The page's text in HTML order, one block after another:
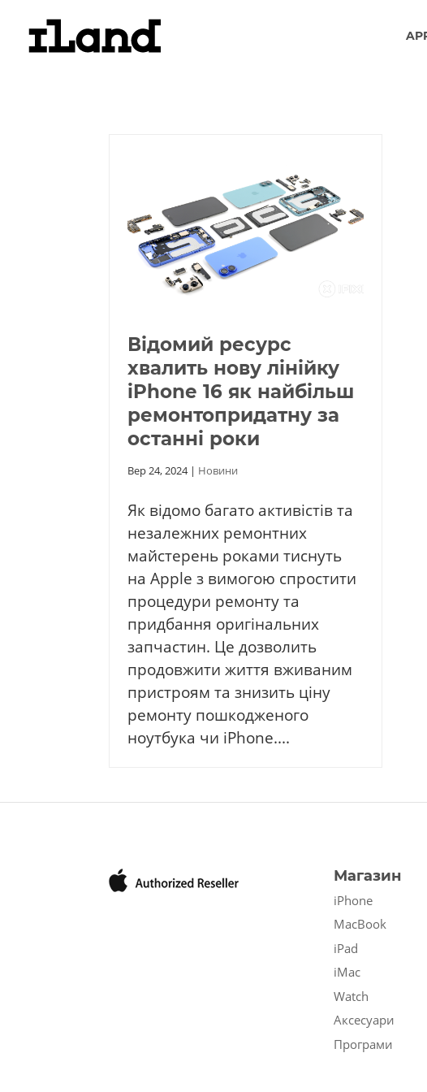
Відомий ресурс
хвалить нову лінійку
iPhone 16 як найбільш
ремонтопридатну за
останні роки
Вер 24, 2024| Новини
Як відомо багато активістів та
незалежних ремонтних
майстерень роками тиснуть
на Apple з вимогою спростити
процедури ремонту та
придбання оригінальних
запчастин. Це дозволить
продовжити життя вживаним
пристроям та знизить ціну
ремонту пошкодженого
ноутбука чи iPhone....
Магазин
iPhone
MacBook
iPad
iMac
Watch
Аксесуари
Програми